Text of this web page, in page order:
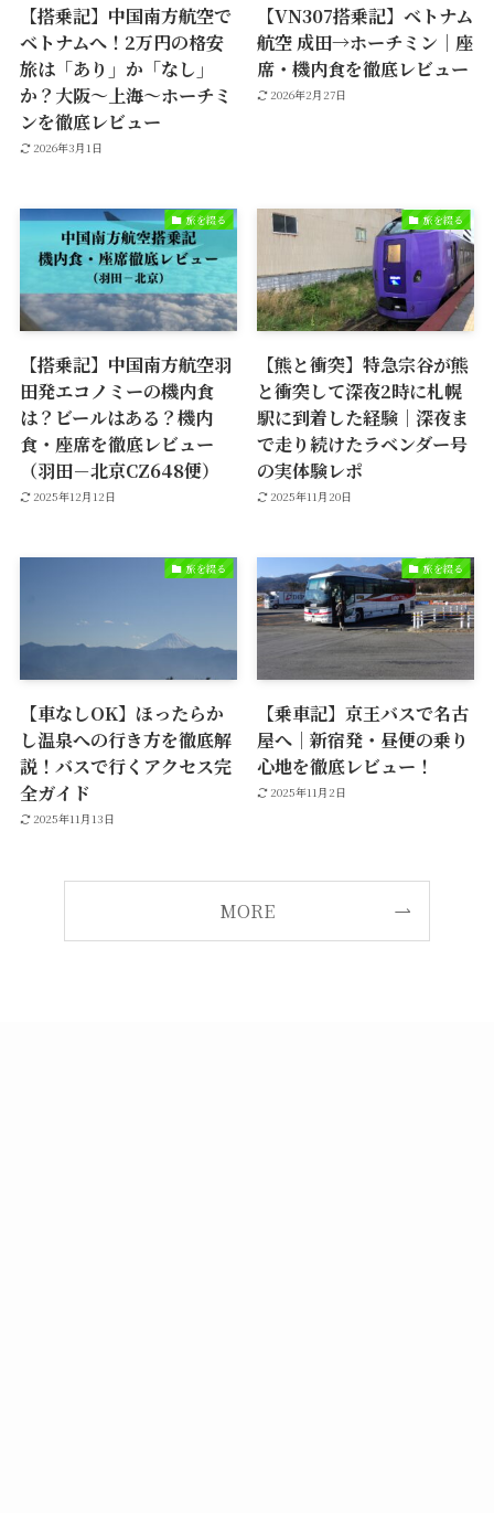
【搭乗記】中国南方航空で
ベトナムへ！2万円の格安
旅は「あり」か「なし」
か？大阪〜上海〜ホーチミ
ンを徹底レビュー
2026年3月1日
【VN307搭乗記】ベトナム
航空 成田→ホーチミン｜座
席・機内食を徹底レビュー
2026年2月27日
旅を綴る
【搭乗記】中国南方航空羽
田発エコノミーの機内食
は？ビールはある？機内
食・座席を徹底レビュー
（羽田－北京CZ648便）
2025年12月12日
旅を綴る
【熊と衝突】特急宗谷が熊
と衝突して深夜2時に札幌
駅に到着した経験｜深夜ま
で走り続けたラベンダー号
の実体験レポ
2025年11月20日
旅を綴る
【車なしOK】ほったらか
し温泉への行き方を徹底解
説！バスで行くアクセス完
全ガイド
2025年11月13日
旅を綴る
【乗車記】京王バスで名古
屋へ｜新宿発・昼便の乗り
心地を徹底レビュー！
2025年11月2日
MORE